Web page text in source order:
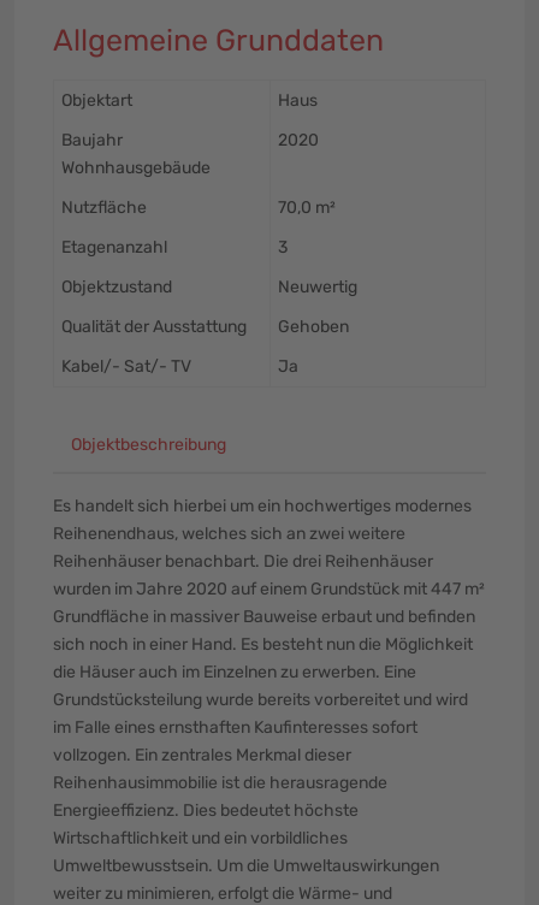
Allgemeine Grunddaten
Objektart
Haus
Baujahr
Wohnhausgebäude
2020
Nutzfläche
70,0 m²
Etagenanzahl
3
Objektzustand
Neuwertig
Qualität der Ausstattung
Gehoben
Kabel/- Sat/- TV
Ja
Objektbeschreibung
Es handelt sich hierbei um ein hochwertiges modernes
Reihenendhaus, welches sich an zwei weitere
Reihenhäuser benachbart. Die drei Reihenhäuser
wurden im Jahre 2020 auf einem Grundstück mit 447 m²
Grundfläche in massiver Bauweise erbaut und befinden
sich noch in einer Hand. Es besteht nun die Möglichkeit
die Häuser auch im Einzelnen zu erwerben. Eine
Grundstücksteilung wurde bereits vorbereitet und wird
im Falle eines ernsthaften Kaufinteresses sofort
vollzogen. Ein zentrales Merkmal dieser
Reihenhausimmobilie ist die herausragende
Energieeffizienz. Dies bedeutet höchste
Wirtschaftlichkeit und ein vorbildliches
Umweltbewusstsein. Um die Umweltauswirkungen
weiter zu minimieren, erfolgt die Wärme- und